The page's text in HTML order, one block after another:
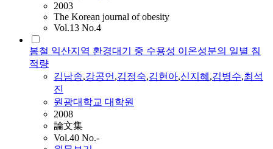
2003
The Korean journal of obesity
Vol.13 No.4
봄철 익산지역 환경대기 중 수용성 이온성분의 일별 침
적량
김남송,강공언,김정숙,김현아,신지혜 ,김병수,최석
진
원광대학교 대학원
2008
論文集
Vol.40 No.-